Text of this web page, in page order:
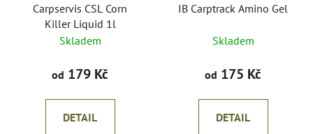
Carpservis CSL Corn
Killer Liquid 1l
Skladem
od 179 Kč
DETAIL
IB Carptrack Amino Gel
Skladem
od 175 Kč
DETAIL